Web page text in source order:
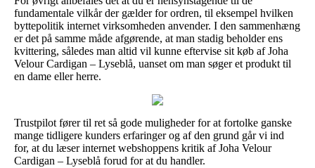
fundamentale vilkår der gælder for ordren, til eksempel hvilken
byttepolitik internet virksomheden anvender. I den sammenhæng
er det på samme måde afgørende, at man stadig beholder ens
kvittering, således man altid vil kunne eftervise sit køb af Joha
Velour Cardigan – Lyseblå, uanset om man søger et produkt til
en dame eller herre.
Trustpilot fører til ret så gode muligheder for at fortolke ganske
mange tidligere kunders erfaringer og af den grund går vi ind
for, at du læser internet webshoppens kritik af Joha Velour
Cardigan – Lyseblå forud for at du handler.